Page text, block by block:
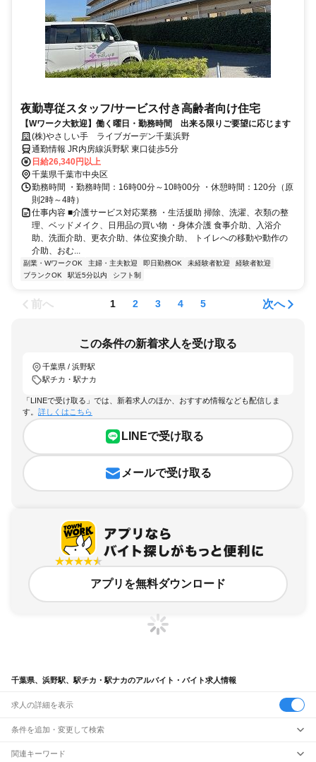
夜勤専従スタッフ/サービス付き高齢者向け住宅
【Wワーク大歓迎】働く曜日・勤務時間 出来る限りご要望に応じます
(株)やさしい手 ライブガーデン千葉浜野
通勤情報 JR内房線浜野駅 東口徒歩5分
日給26,340円以上
千葉県千葉市中央区
勤務時間 ・勤務時間：16時00分～10時00分 ・休憩時間：120分（原
則2時～4時）
仕事内容 ■介護サービス対応業務 ・生活援助 掃除、洗濯、衣類の整
理、ベッドメイク、日用品の買い物 ・身体介護 食事介助、入浴介
助、洗面介助、更衣介助、体位変換介助、 トイレへの移動や動作の
介助、おむ...
副業・WワークOK 主婦・主夫歓迎 即日勤務OK 未経験者歓迎
経験者歓迎
ブランクOK
駅近5分以内 シフト制
前へ 1 2 3 4 5 次へ
この条件の新着求人を受け取る
千葉県 / 浜野駅
駅チカ・駅ナカ
「LINEで受け取る」では、新着求人のほか、おすすめ情報なども配信しま
す。 詳しくはこちら
LINEで受け取る
メールで受け取る
アプリを無料ダウンロード
千葉県、浜野駅、駅チカ・駅ナカのアルバイト・バイト求人情報
求人の詳細を表示
条件を追加・変更して検索
市区町村を追加・変更
関連キーワード